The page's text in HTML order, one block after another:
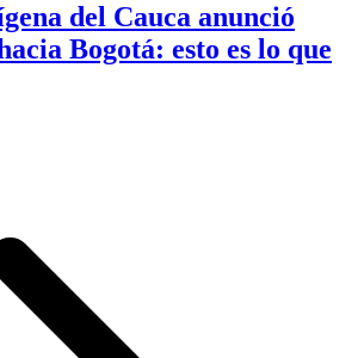
del Cauca anunció
Bogotá: esto es lo que